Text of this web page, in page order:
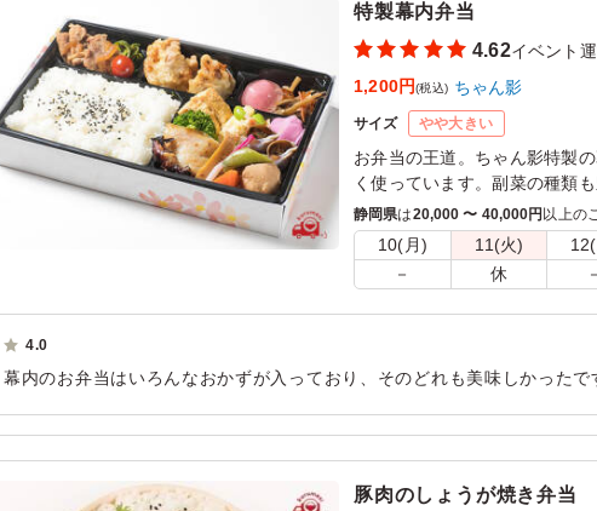
特製幕内弁当
4.62イベント
1,200円(税込) ちゃん影
サイズ やや大きい
お弁当の王道。ちゃん影特製
く使っています。副菜の種類
オススメ。
静岡県は20,000 〜 40,000円 以上の
10(月) 11(火)
－ 休 －
4.0
幕内のお弁当はいろんなおかずが入っており、そのどれも美味しかった
ました。
豚肉のしょうが焼き弁当